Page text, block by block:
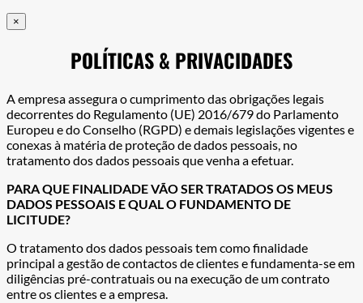
×
POLÍTICAS & PRIVACIDADES
A empresa assegura o cumprimento das obrigações legais
decorrentes do Regulamento (UE) 2016/679 do Parlamento
Europeu e do Conselho (RGPD) e demais legislações vigentes e
conexas à matéria de proteção de dados pessoais, no
tratamento dos dados pessoais que venha a efetuar.
PARA QUE FINALIDADE VÃO SER TRATADOS OS MEUS
DADOS PESSOAIS E QUAL O FUNDAMENTO DE
LICITUDE?
O tratamento dos dados pessoais tem como finalidade
principal a gestão de contactos de clientes e fundamenta-se em
diligências pré-contratuais ou na execução de um contrato
entre os clientes e a empresa.